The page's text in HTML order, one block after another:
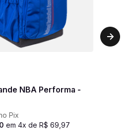
NBA Performa -
Pix
em 4x de R$ 69 97